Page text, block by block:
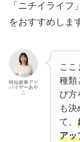
「ニチイライフ
をおすすめしま
時短家事アド
バイザーあや
こ
ここ
種類
び方
も
て、
アッ